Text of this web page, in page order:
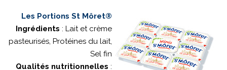
Les Portions St Môret®
Ingrédients : Lait et crème
pasteurisés, Protéines du lait,
Sel fin
Qualités nutritionnelles :